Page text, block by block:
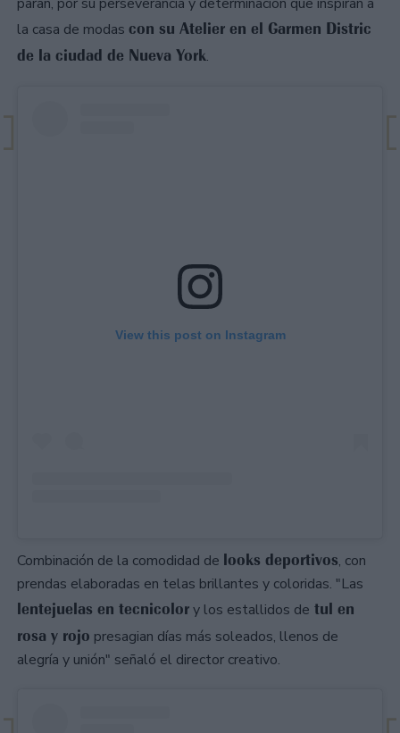
la casa de modas con su Atelier en el Garmen Distric
de la ciudad de Nueva York.
View this post on Instagram
Combinación de la comodidad de looks deportivos, con
prendas elaboradas en telas brillantes y coloridas. "Las
lentejuelas en tecnicolory los estallidos de tul en
rosa y rojo presagian días más soleados, llenos de
alegría y unión" señaló el director creativo.